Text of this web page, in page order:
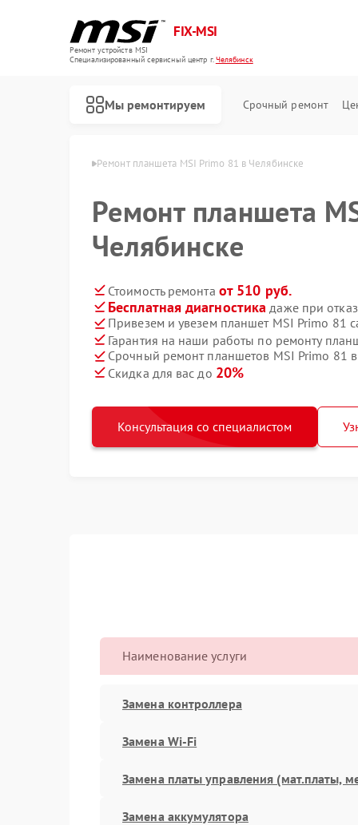
FIX-MSI
Ремонт устройств MSI
Специализированный cервисный центр г.Челябинск
Мы ремонтируем Срочный ремонт
MSI в Челябинске Ремонт планшета MSI Primo 81 в Челябинске
Ремонт планшета
Челябинске
Стоимость ремонта от 510 руб.
Бесплатная диагностика даже при
Привезем и увезем планшет MSI Primo 81
Гарантия на наши работы по ремонту
Срочный ремонт планшетов MSI Primo 81 в
Скидка для вас до 20%
Консультация со специалистом
Наименование услуги
Замена контроллера
Замена Wi-Fi
Замена платы управления (мат.платы,
Замена аккумулятора